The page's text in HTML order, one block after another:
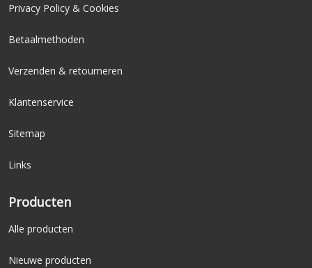
Privacy Policy & Cookies
Betaalmethoden
Verzenden & retourneren
Klantenservice
Sitemap
Links
Producten
Alle producten
Nieuwe producten